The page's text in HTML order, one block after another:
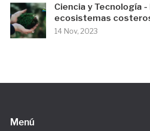
Ciencia y Tecnología -
ecosistemas
14 Nov, 2023
Menú